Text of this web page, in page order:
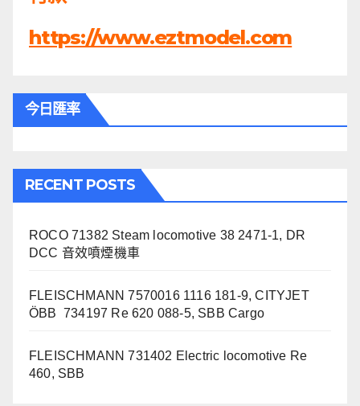
https://www.eztmodel.com
今日匯率
RECENT POSTS
ROCO 71382 Steam locomotive 38 2471-1, DR
DCC 音效噴煙機車
FLEISCHMANN 7570016 1116 181-9, CITYJET
ÖBB 734197 Re 620 088-5, SBB Cargo
FLEISCHMANN 731402 Electric locomotive Re
460, SBB